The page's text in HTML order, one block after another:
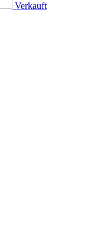
Verkauft